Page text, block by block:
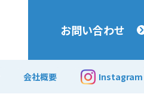
お問い合わせ
会社概要 Instagram